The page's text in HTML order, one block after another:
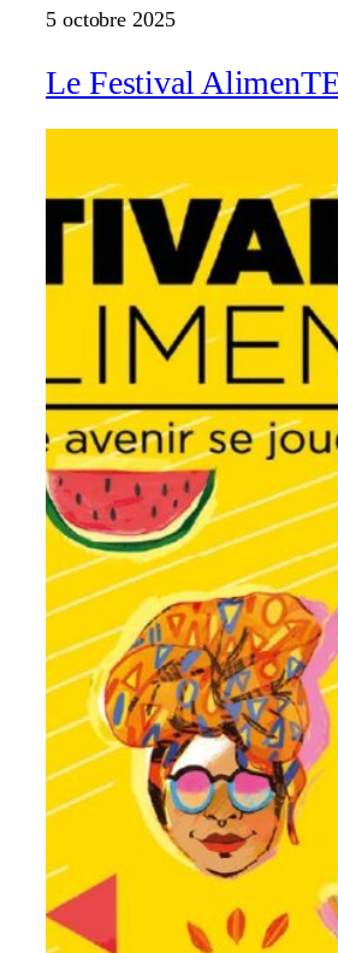
5 octobre 2025
Le Festival